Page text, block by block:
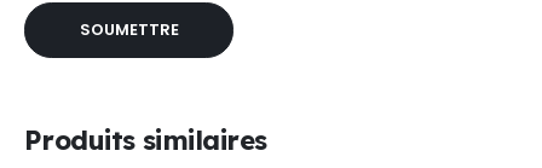
Produits similaires